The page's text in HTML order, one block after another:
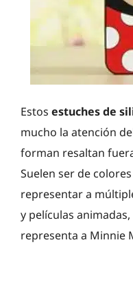
Estos estuches de
mucho la atención
forman resaltan
Suelen ser de
representar a
y películas
representa a Minnie